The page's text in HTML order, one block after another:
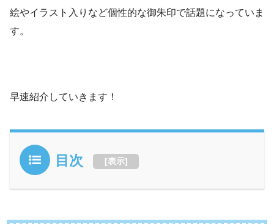
絵やイラスト入りなど個性的な御朱印で話題になっていま
す。
早速紹介していきます！
目次 [表示]